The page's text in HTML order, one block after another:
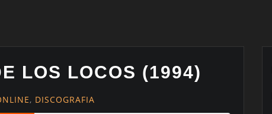
LOS LOCOS (1994)
, DISCOGRAFIA